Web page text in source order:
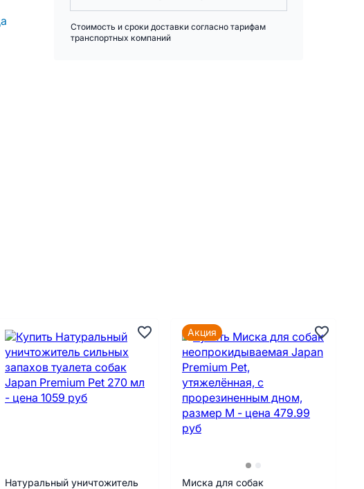
Стоимость и сроки доставки согласно тарифам
транспортных компаний
Натуральный уничтожитель
Миска для собак
Акция